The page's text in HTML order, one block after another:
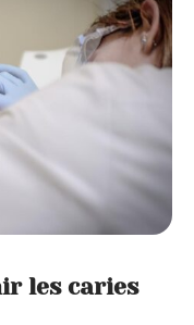
les caries